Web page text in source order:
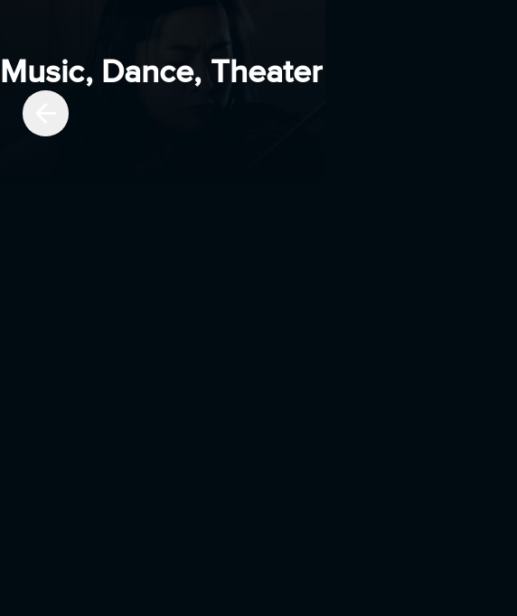
Music, Dance, Theater